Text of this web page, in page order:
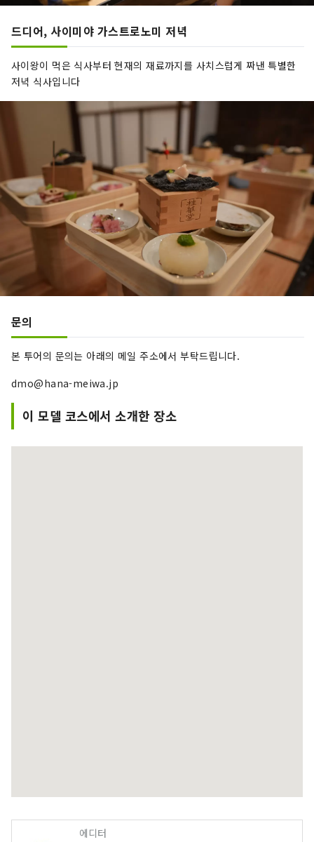
드디어, 사이미야 가스트로노미 저녁
사이왕이 먹은 식사부터 현재의 재료까지를 사치스럽게 짜낸 특별한
저녁 식사입니다
문의
본 투어의 문의는 아래의 메일 주소에서 부탁드립니다.
dmo@hana-meiwa.jp
이 모델 코스에서 소개한 장소
에디터